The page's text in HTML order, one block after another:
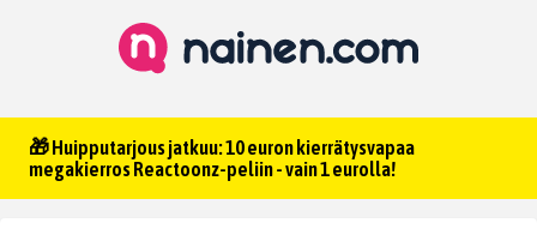
🎁 Huipputarjous jatkuu: 10 euron kierrätysvapaa
megakierros Reactoonz-peliin - vain 1 eurolla!